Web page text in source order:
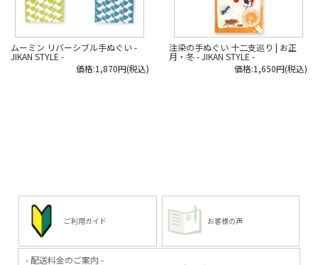
ムーミン リバーシブル手ぬぐい -
JIKAN STYLE -
価格:1,870円(税込)
注染の手ぬぐい 十二支巡り | お正
月・冬 - JIKAN STYLE -
価格:1,650円(税込)
ご利用ガイド お客様の声
- 配送料金のご案内 -